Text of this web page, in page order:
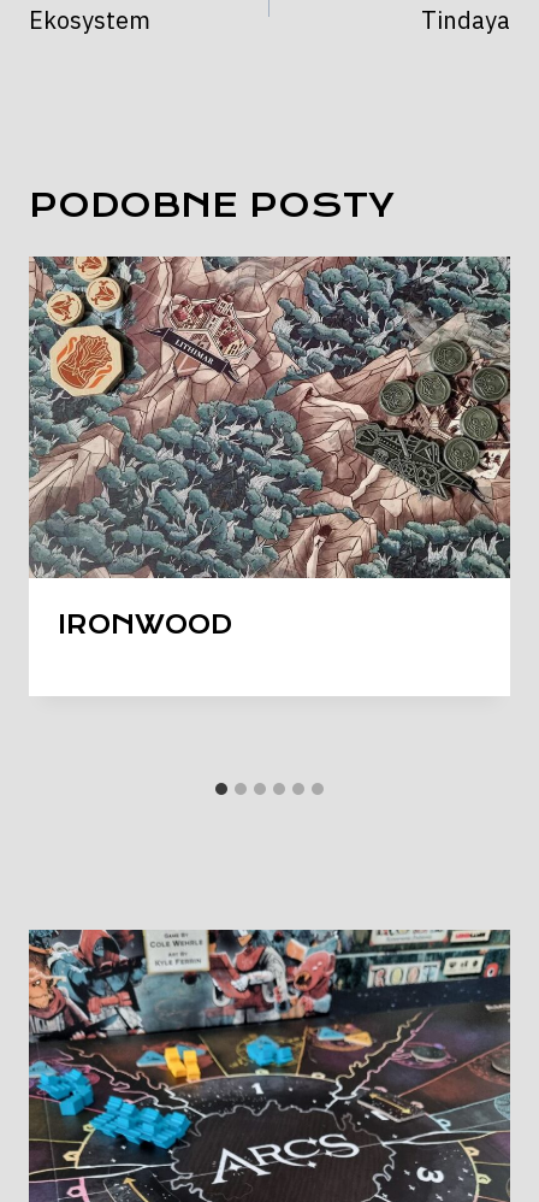
WPISU
Ekosystem Tindaya
PODOBNE POSTY
IRONWOOD